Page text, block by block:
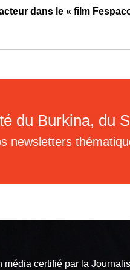
dans le « film
du Burkina, du
newsletters
média certifié par la